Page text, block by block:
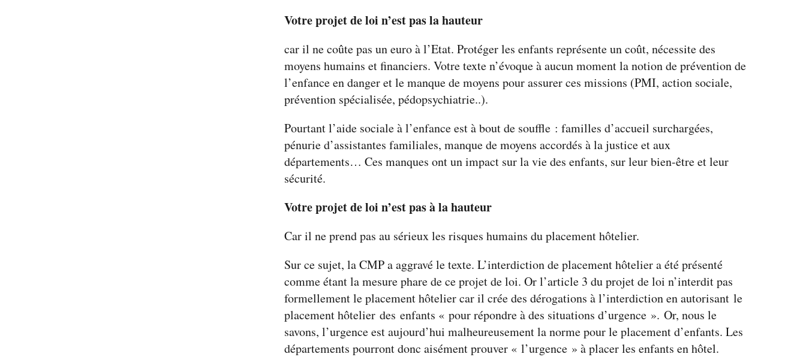
Votre projet de loi n’est pas la hauteur
car il ne coûte pas un euro à l’Etat. Protéger les enfants représente un coût, nécessite des
moyens humains et financiers. Votre texte n’évoque à aucun moment la notion de prévention de
l’enfance en danger et le manque de moyens pour assurer ces missions (PMI, action sociale,
prévention spécialisée, pédopsychiatrie..).
Pourtant l’aide sociale à l’enfance est à bout de souffle : familles d’accueil surchargées,
pénurie d’assistantes familiales, manque de moyens accordés à la justice et aux
départements… Ces manques ont un impact sur la vie des enfants, sur leur bien-être et leur
sécurité.
Votre projet de loi n’est pas à la hauteur
Car il ne prend pas au sérieux les risques humains du placement hôtelier.
Sur ce sujet, la CMP a aggravé le texte. L’interdiction de placement hôtelier a été présenté
comme étant la mesure phare de ce projet de loi. Or l’article 3 du projet de loi n’interdit pas
formellement le placement hôtelier car il crée des dérogations à l’interdiction en autorisant le
placement hôtelier des enfants « pour répondre à des situations d’urgence ». Or, nous le
savons, l’urgence est aujourd’hui malheureusement la norme pour le placement d’enfants. Les
départements pourront donc aisément prouver « l’urgence » à placer les enfants en hôtel.